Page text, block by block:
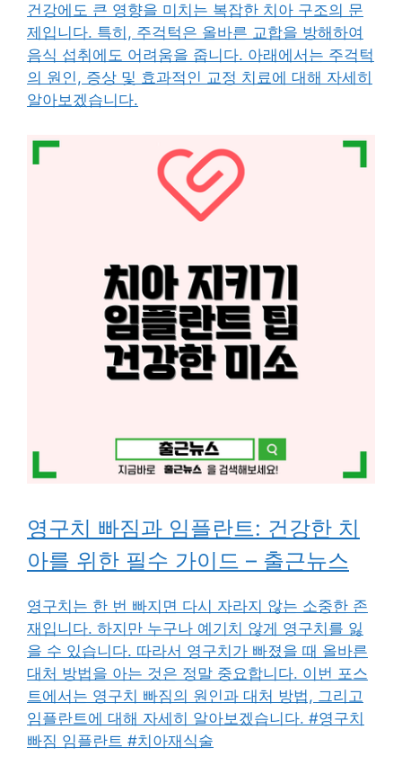
건강에도 큰 영향을 미치는 복잡한 치아 구조의 문
제입니다. 특히, 주걱턱은 올바른 교합을 방해하여
음식 섭취에도 어려움을 줍니다. 아래에서는 주걱턱
의 원인, 증상 및 효과적인 교정 치료에 대해 자세히
알아보겠습니다.
영구치 빠짐과 임플란트: 건강한 치
아를 위한 필수 가이드 – 출근뉴스
영구치는 한 번 빠지면 다시 자라지 않는 소중한 존
재입니다. 하지만 누구나 예기치 않게 영구치를 잃
을 수 있습니다. 따라서 영구치가 빠졌을 때 올바른
대처 방법을 아는 것은 정말 중요합니다. 이번 포스
트에서는 영구치 빠짐의 원인과 대처 방법, 그리고
임플란트에 대해 자세히 알아보겠습니다. #영구치
빠짐 임플란트 #치아재식술